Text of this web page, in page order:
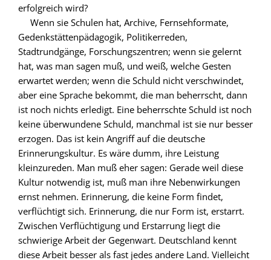
erfolgreich wird?
Wenn sie Schulen hat, Archive, Fernsehformate,
Gedenkstättenpädagogik, Politikerreden,
Stadtrundgänge, Forschungszentren; wenn sie gelernt
hat, was man sagen muß, und weiß, welche Gesten
erwartet werden; wenn die Schuld nicht verschwindet,
aber eine Sprache bekommt, die man beherrscht, dann
ist noch nichts erledigt. Eine beherrschte Schuld ist noch
keine überwundene Schuld, manchmal ist sie nur besser
erzogen. Das ist kein Angriff auf die deutsche
Erinnerungskultur. Es wäre dumm, ihre Leistung
kleinzureden. Man muß eher sagen: Gerade weil diese
Kultur notwendig ist, muß man ihre Nebenwirkungen
ernst nehmen. Erinnerung, die keine Form findet,
verflüchtigt sich. Erinnerung, die nur Form ist, erstarrt.
Zwischen Verflüchtigung und Erstarrung liegt die
schwierige Arbeit der Gegenwart. Deutschland kennt
diese Arbeit besser als fast jedes andere Land. Vielleicht